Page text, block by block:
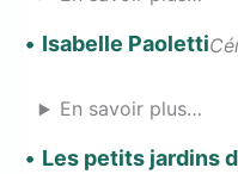
• Isabelle Paoletti
En savoir plus…
• Les petits jardins